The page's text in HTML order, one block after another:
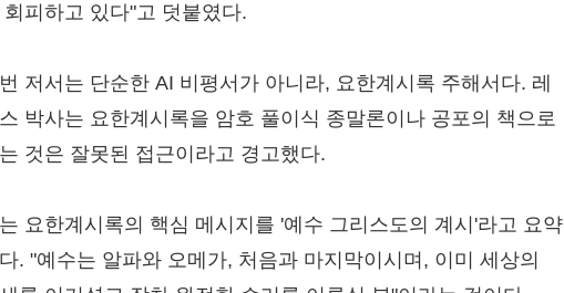
회피하고 있다"고 덧붙였다.
저서는 단순한 AI 비평서가 아니라, 요한계시록 주해서다. 레
박사는 요한계시록을 암호 풀이식 종말론이나 공포의 책으로
것은 잘못된 접근이라고 경고했다.
요한계시록의 핵심 메시지를 '예수 그리스도의 계시'라고 요약
. "예수는 알파와 오메가, 처음과 마지막이시며, 이미 세상의